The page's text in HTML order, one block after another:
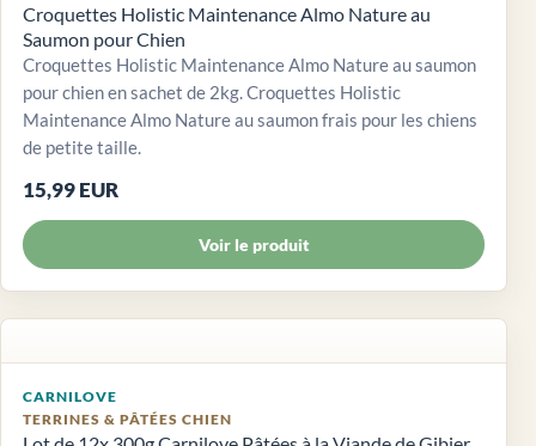
Croquettes Holistic Maintenance Almo Nature au
Saumon pour Chien
Croquettes Holistic Maintenance Almo Nature au saumon
pour chien en sachet de 2kg. Croquettes Holistic
Maintenance Almo Nature au saumon frais pour les chiens
de petite taille.
15,99 EUR
Voir le produit
CARNILOVE
TERRINES & PÂTÉES CHIEN